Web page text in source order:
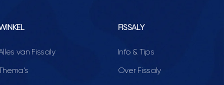
van Fissaly
Thema's
FISSALY
Info & Tips
Over Fissaly